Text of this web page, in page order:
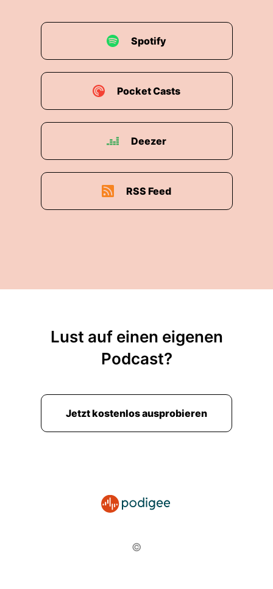
Spotify
Pocket Casts
Deezer
RSS Feed
Lust auf einen eigenen
Podcast?
Jetzt kostenlos ausprobieren
©